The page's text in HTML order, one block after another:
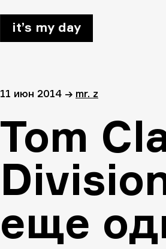
it’s my day
11 июн 2014 → mr. z
Tom
еще